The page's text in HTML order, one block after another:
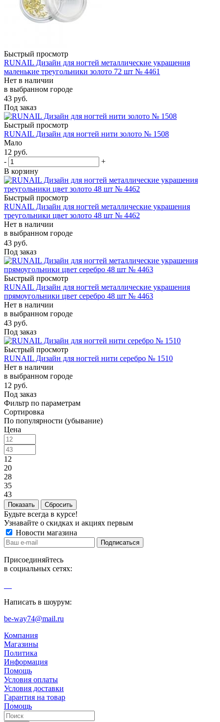
Быстрый просмотр
RUNAIL Дизайн для ногтей металлические украшения
маленькие треугольники золото 72 шт № 4461
Нет в наличии
в выбранном городе
43 руб.
Под заказ
Быстрый просмотр
RUNAIL Дизайн для ногтей нити золото № 1508
Мало
12 руб.
-
+
В корзину
Быстрый просмотр
RUNAIL Дизайн для ногтей металлические украшения
треугольники цвет золото 48 шт № 4462
Нет в наличии
в выбранном городе
43 руб.
Под заказ
Быстрый просмотр
RUNAIL Дизайн для ногтей металлические украшения
прямоугольники цвет серебро 48 шт № 4463
Нет в наличии
в выбранном городе
43 руб.
Под заказ
Быстрый просмотр
RUNAIL Дизайн для ногтей нити серебро № 1510
Нет в наличии
в выбранном городе
12 руб.
Под заказ
Фильтр по параметрам
Сортировка
По популярности (убывание)
Цена
12
20
28
35
43
Сбросить
Будьте всегда в курсе!
Узнавайте о скидках и акциях первым
Новости магазина
Присоединяйтесь
в социальных сетях:
Написать в шоурум:
be-way74@mail.ru
Компания
Магазины
Политика
Информация
Помощь
Условия оплаты
Условия доставки
Гарантия на товар
Помощь